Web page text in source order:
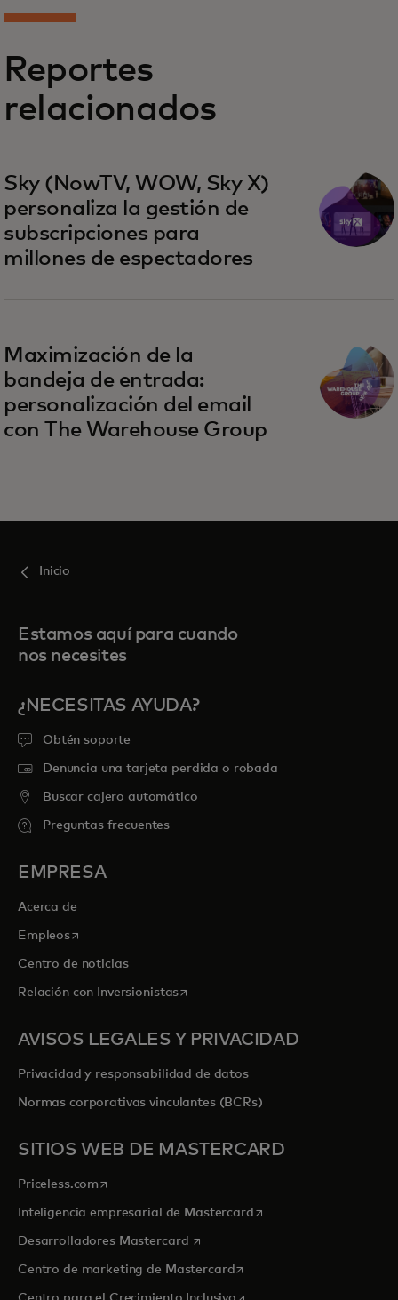
Reportes
relacionados
Sky (NowTV, WOW, Sky X)
personaliza la gestión de
subscripciones para
millones de espectadores
Maximización de la
bandeja de entrada:
personalización del email
con The Warehouse Group
Inicio
Estamos aquí para cuando
nos necesites
¿NECESITAS AYUDA?
Obtén soporte
Denuncia una tarjeta perdida o robada
Buscar cajero automático
Preguntas frecuentes
EMPRESA
Acerca de
Empleosse abre en una pestaña nueva
Centro de noticias
Relación con Inversionistasse abre en una pestaña nueva
AVISOS LEGALES Y PRIVACIDAD
Privacidad y responsabilidad de datos
Normas corporativas vinculantes (BCRs)
SITIOS WEB DE MASTERCARD
Priceless.com se abre en una pestaña nueva
Inteligencia empresarial de Mastercardse abre en una pestaña
Desarrolladores Mastercard se abre en una pestaña nueva
Centro de marketing de Mastercardse abre en una pestaña
se abre en una pestaña